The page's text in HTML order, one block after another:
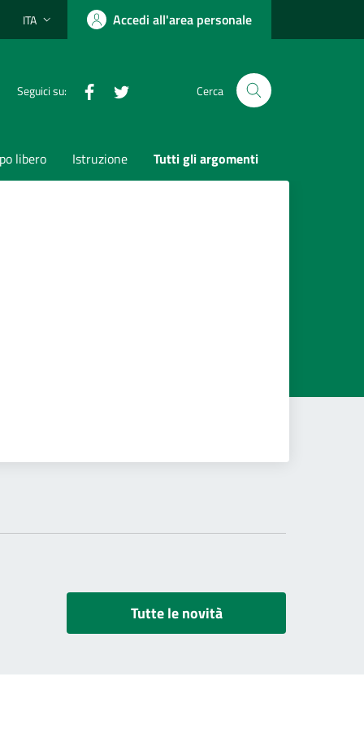
Lingua attiva:
ITA Accedi all'area personale
Seguici su: Facebook Cerca
libero Istruzione Tutti gli argomenti
Tutte le novità